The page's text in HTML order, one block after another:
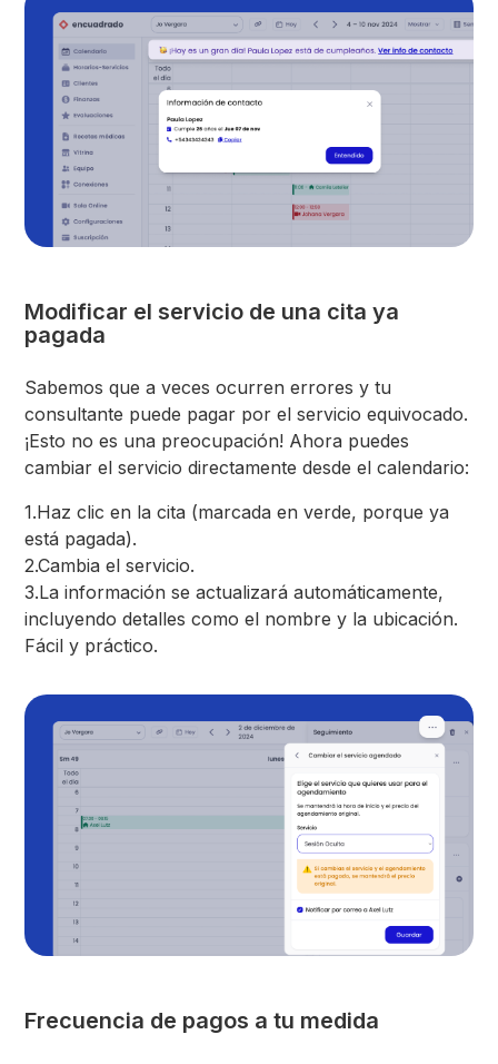
Modificar el servicio de una cita ya
pagada
Sabemos que a veces ocurren errores y tu
consultante puede pagar por el servicio equivocado.
¡Esto no es una preocupación! Ahora puedes
cambiar el servicio directamente desde el calendario:
1.Haz clic en la cita (marcada en verde, porque ya
está pagada).
2.Cambia el servicio.
3.La información se actualizará automáticamente,
incluyendo detalles como el nombre y la ubicación.
Fácil y práctico.
Frecuencia de pagos a tu medida